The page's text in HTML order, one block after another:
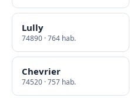
Lully
74890 · 764 hab.
Chevrier
74520 · 757 hab.